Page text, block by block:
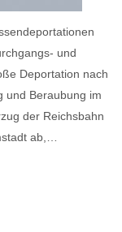
und
Deportation nach
und Beraubung im
der Reichsbahn
ab,…